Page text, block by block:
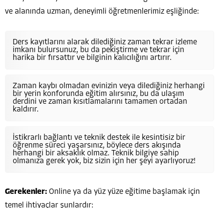
ve alanında uzman, deneyimli öğretmenlerimiz eşliğinde:
Ders kayıtlarını alarak dilediğiniz zaman tekrar izleme
imkanı bulursunuz, bu da pekiştirme ve tekrar için
harika bir fırsattır ve bilginin kalıcılığını artırır.
Zaman kaybı olmadan evinizin veya dilediğiniz herhangi
bir yerin konforunda eğitim alırsınız, bu da ulaşım
derdini ve zaman kısıtlamalarını tamamen ortadan
kaldırır.
İstikrarlı bağlantı ve teknik destek ile kesintisiz bir
öğrenme süreci yaşarsınız, böylece ders akışında
herhangi bir aksaklık olmaz. Teknik bilgiye sahip
olmanıza gerek yok, biz sizin için her şeyi ayarlıyoruz!
Gerekenler: Online ya da yüz yüze eğitime başlamak için
temel ihtiyaçlar şunlardır: